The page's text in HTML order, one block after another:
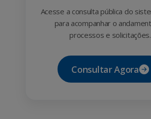
Acesse a consulta pública do
para acompanhar o
processos e solicitações.
Consultar Agora